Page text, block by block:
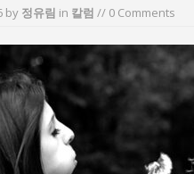
23, 2026 in 사람과사회:김종대, “현
3, 2026 in 사람과사회:이홍원 작
26, 2026 in 사람과사회: 통일 지향 2
23, 2026 in 사람과사회:
강산건설
2, 2026 in 사람:
한국지방재정공제
by 정유림 in 칼럼 // 0 Comments